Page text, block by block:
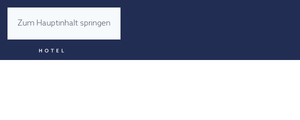
Zum Hauptinhalt springen